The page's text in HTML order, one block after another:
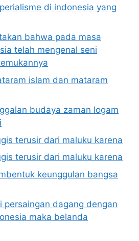
di indonesia yang
bahwa pada masa
telah mengenal seni
islam dan mataram
budaya zaman logam
terusir dari maluku karena
terusir dari maluku karena
keunggulan bangsa
persaingan dagang dengan
maka belanda